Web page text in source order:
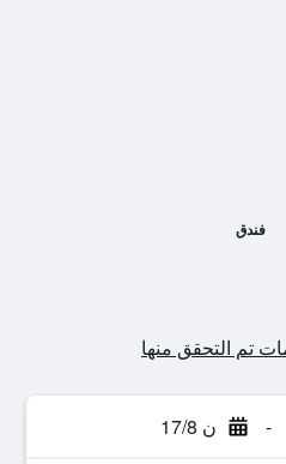
فندق
- ن 17/8